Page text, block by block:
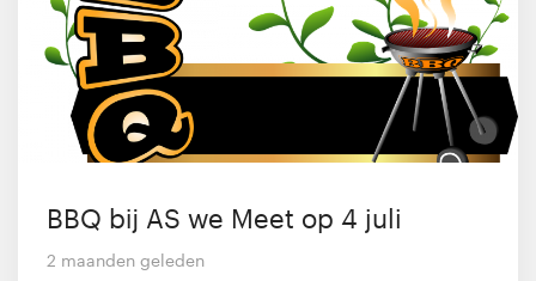
BBQ bij AS we Meet op 4 juli
2 maanden geleden